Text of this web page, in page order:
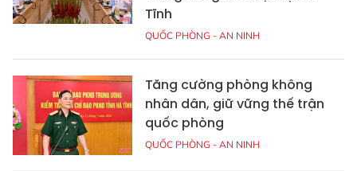
Tĩnh
QUỐC PHÒNG - AN NINH
Tăng cường phòng không
nhân dân, giữ vững thế trận
quốc phòng
QUỐC PHÒNG - AN NINH